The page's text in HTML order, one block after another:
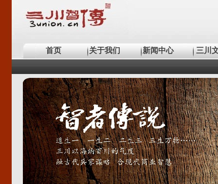
首页 关于我们 新闻中心 三川